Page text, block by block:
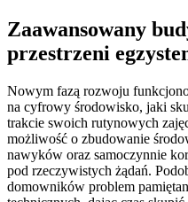
Zaawansowany
przestrzeni
Nowym fazą rozwoju
na cyfrowy środowisko, jaki
trakcie swoich rutynowych
możliwość o zbudowanie
nawyków oraz samoczynnie
pod rzeczywistych żądań.
domowników problem